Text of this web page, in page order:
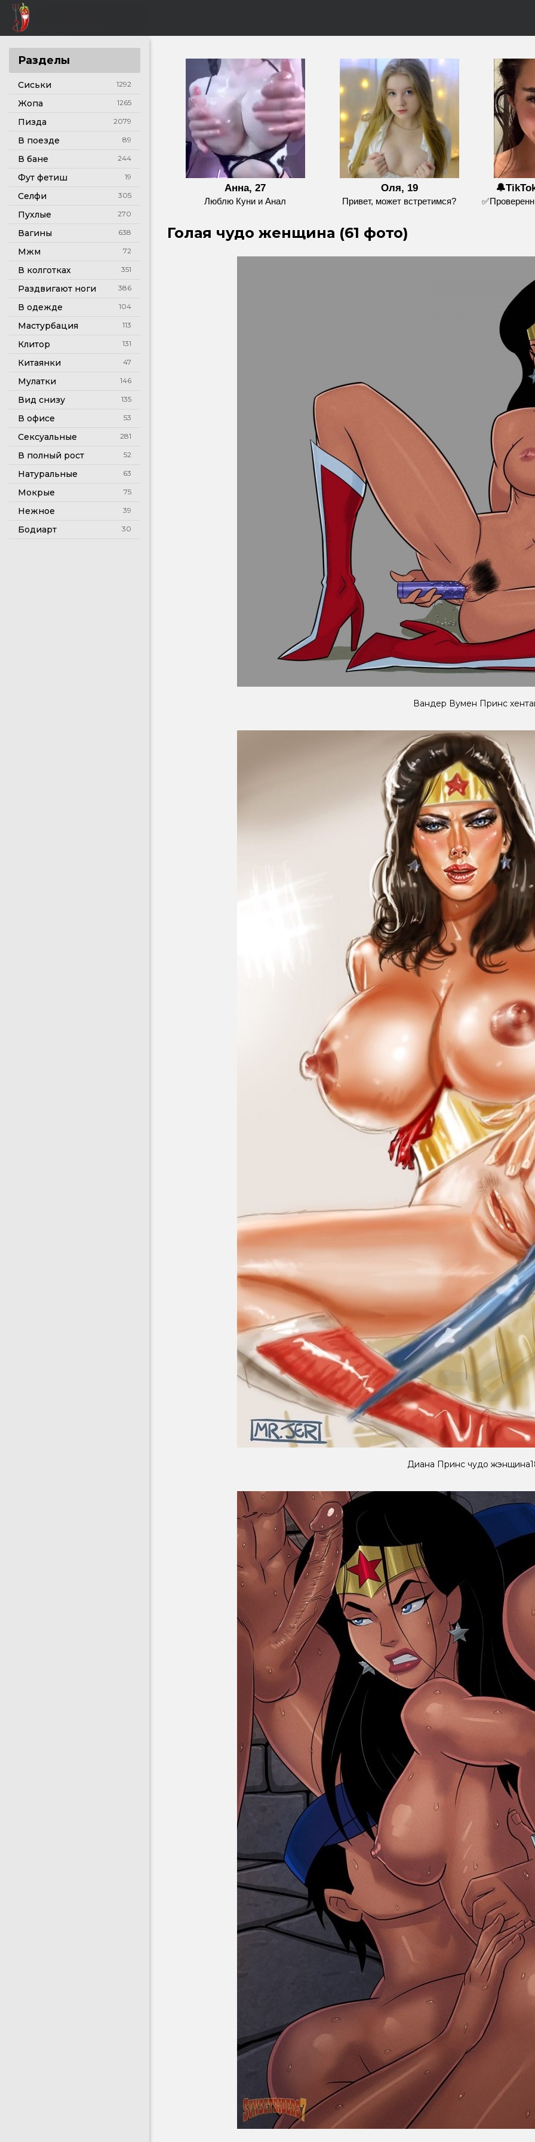
Разделы
Сиськи 1292
Жопа 1265
Пизда 2079
В поезде 89
В бане 244
Фут фетиш 19
Селфи 305
Пухлые 270
Вагины 638
Мжм 72
В колготках 351
Раздвигают ноги 386
В одежде 104
Мастурбация 113
Клитор 131
Китаянки 47
Мулатки 146
Вид снизу 135
В офисе 53
Сексуальные 281
В полный рост 52
Натуральные 63
Мокрые 75
Нежное 39
Бодиарт 30
Анна, 27
Люблю Куни и Анал
Оля, 19
Привет, может встретимся?
Голая чудо женщина (61 фото)
Вандер Вумен Принс
Диана Принс чудо